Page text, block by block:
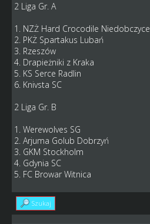
2 Liga Gr. A
1. NZŻ Hard Crocodile Niedobczyce
2. PKŻ Spartakus Lubań
3. Rzeszów
4. Drapieżniki z Kraka
5. KS Serce Radlin
6. Knivsta SC
2 Liga Gr. B
1. Werewolves SG
2. Arjuma Golub Dobrzyń
3. GKM Stockholm
4. Gdynia SC
5. FC Browar Witnica
Szukaj